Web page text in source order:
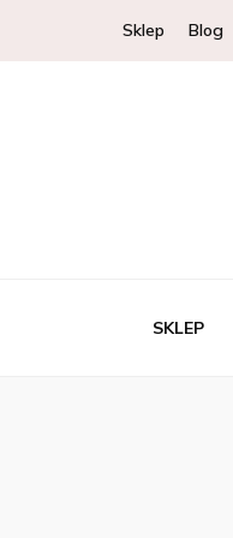
Sklep Blog
SKLEP